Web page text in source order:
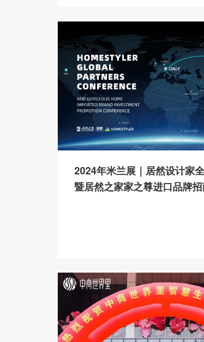
2024年米兰展｜居然设计家
暨居然之家家之尊进口品牌